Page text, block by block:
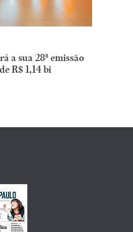
a sua 28ª emissão
R$ 1,14 bi